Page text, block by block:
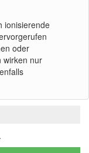
ionisierende
oder
wirken nur